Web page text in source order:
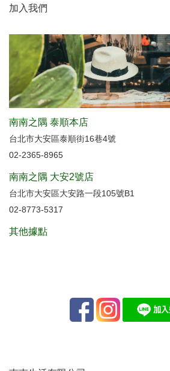
加入我們
南南之隅 泰順本店
台北市大安區泰順街16巷4號
02-2365-8965
南南之隅 大安2號店
台北市大安區大安路一段105號B1
02-8773-5317
其他據點